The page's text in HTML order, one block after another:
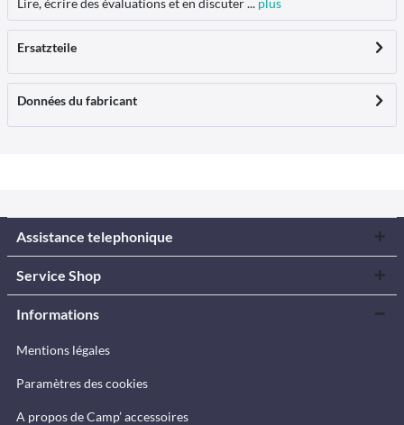
Lire, écrire des évaluations et en discuter ... plus
Ersatzteile
Données du fabricant
Assistance telephonique
Service Shop
Informations
Mentions légales
Paramètres des cookies
A propos de Camp’ accessoires